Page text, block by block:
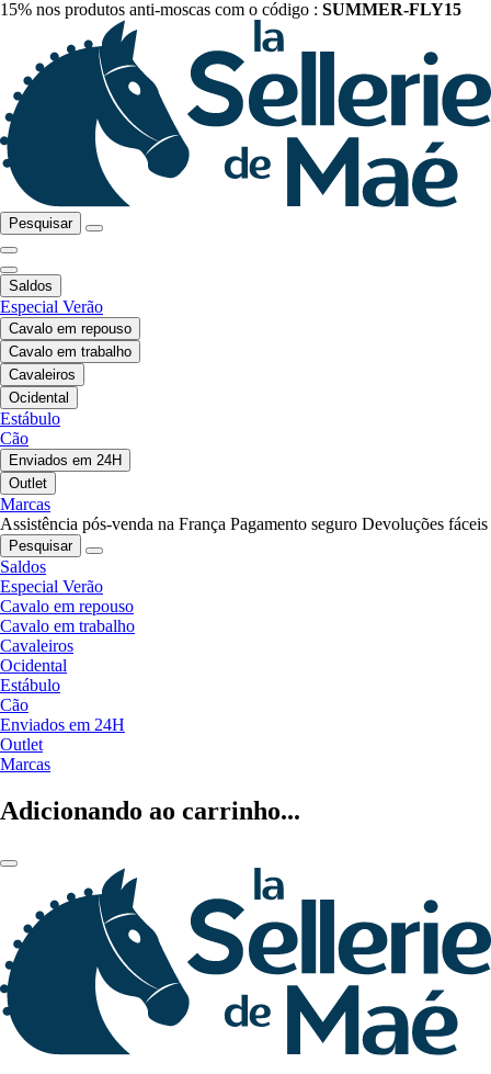
15% nos produtos anti-moscas com o código : SUMMER-FLY15
Pesquisar
Saldos
Especial Verão
Cavalo em repouso
Cavalo em trabalho
Cavaleiros
Ocidental
Estábulo
Cão
Enviados em 24H
Outlet
Marcas
Assistência pós-venda na França Pagamento seguro Devoluções fáceis
Pesquisar
Saldos
Especial Verão
Cavalo em repouso
Cavalo em trabalho
Cavaleiros
Ocidental
Estábulo
Cão
Enviados em 24H
Outlet
Marcas
Adicionando ao carrinho...